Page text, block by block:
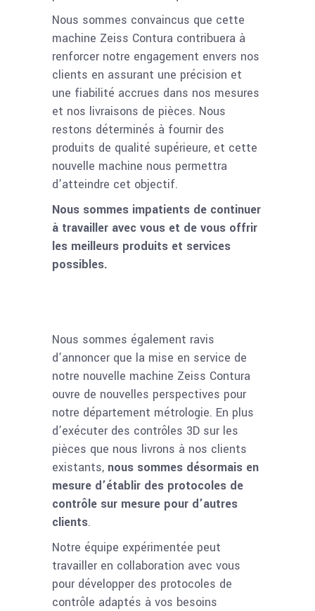
Nous sommes convaincus que cette
machine Zeiss Contura contribuera à
renforcer notre engagement envers nos
clients en assurant une précision et
une fiabilité accrues dans nos mesures
et nos livraisons de pièces. Nous
restons déterminés à fournir des
produits de qualité supérieure, et cette
nouvelle machine nous permettra
d’atteindre cet objectif.
Nous sommes impatients de continuer
à travailler avec vous et de vous offrir
les meilleurs produits et services
possibles.
Nous sommes également ravis
d’annoncer que la mise en service de
notre nouvelle machine Zeiss Contura
ouvre de nouvelles perspectives pour
notre département métrologie. En plus
d’exécuter des contrôles 3D sur les
pièces que nous livrons à nos clients
existants, nous sommes désormais en
mesure d’établir des protocoles de
contrôle sur mesure pour d’autres
clients.
Notre équipe expérimentée peut
travailler en collaboration avec vous
pour développer des protocoles de
contrôle adaptés à vos besoins